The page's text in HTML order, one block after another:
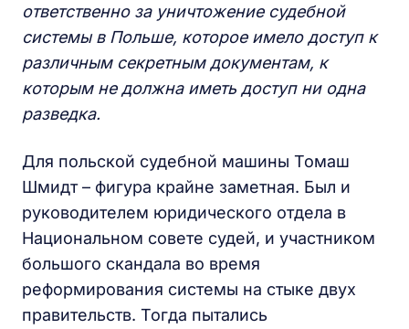
ответственно за уничтожение судебной
системы в Польше, которое имело доступ к
различным секретным документам, к
которым не должна иметь доступ ни одна
разведка.
Для польской судебной машины Томаш
Шмидт – фигура крайне заметная. Был и
руководителем юридического отдела в
Национальном совете судей, и участником
большого скандала во время
реформирования системы на стыке двух
правительств. Тогда пытались